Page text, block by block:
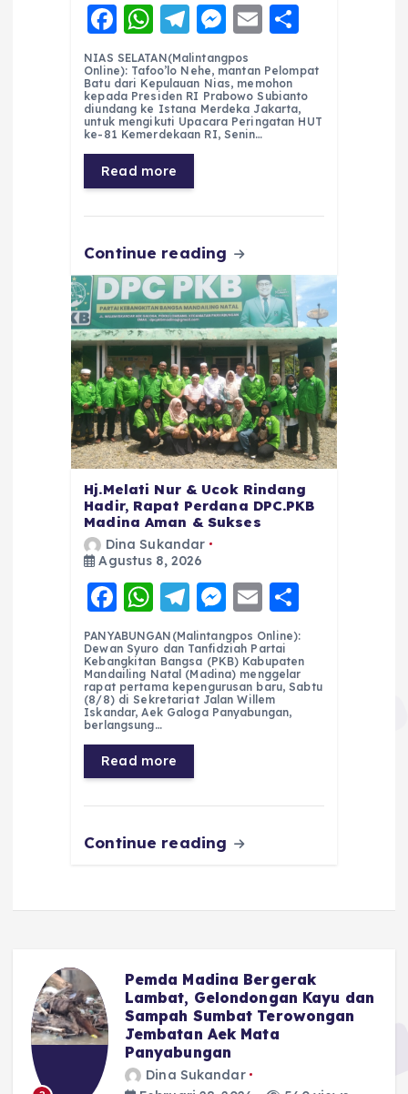
F
a
c
e
b
o
o
k
W
h
a
ts
A
p
p
T
el
e
g
r
a
m
M
e
ss
e
n
E
ai
l
a
re
NIAS SELATAN(Malintangpos
Online): Tafoo’lo Nehe, mantan Pelompat
Batu dari Kepulauan Nias, memohon
kepada Presiden RI Prabowo Subianto
diundang ke Istana Merdeka Jakarta,
untuk mengikuti Upacara Peringatan HUT
ke-81 Kemerdekaan RI, Senin…
Read more
Continue reading
Hj.Melati Nur & Ucok Rindang
Hadir, Rapat Perdana DPC.PKB
Madina Aman & Sukses
Dina Sukandar
Agustus 8, 2026
F
a
c
e
b
o
o
k
W
h
a
ts
A
p
p
T
el
e
g
r
a
m
M
e
ss
e
n
E
m
ai
l
h
a
re
PANYABUNGAN(Malintangpos Online):
Dewan Syuro dan Tanfidziah Partai
Kebangkitan Bangsa (PKB) Kabupaten
Mandailing Natal (Madina) menggelar
rapat pertama kepengurusan baru, Sabtu
(8/8) di Sekretariat Jalan Willem
Iskandar, Aek Galoga Panyabungan,
berlangsung…
Read more
Continue reading
Pemda Madina Bergerak
Lambat, Gelondongan Kayu dan
Sampah Sumbat Terowongan
Jembatan Aek Mata
Panyabungan
Dina Sukandar